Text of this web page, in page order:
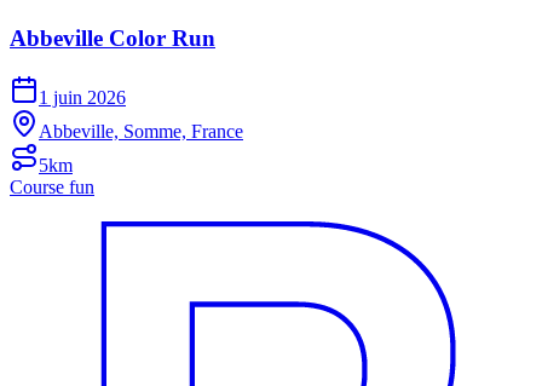
Abbeville Color Run
1 juin 2026
Abbeville, Somme, France
5km
Course fun